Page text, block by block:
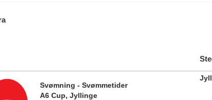
Svømning - Svømmetider
A6 Cup, Jyllinge